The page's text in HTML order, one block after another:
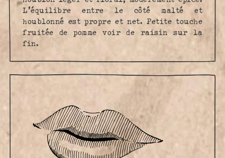
L’équilibre entre le côté malté et
houblonné est propre et net. Petite touche
fruitée de pomme voir de raisin sur la
fin.